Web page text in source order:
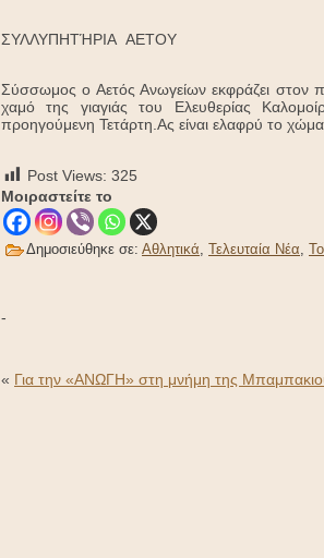
ΣΥΛΛΥΠΗΤΉΡΙΑ ΑΕΤΟΥ
Σύσσωμος ο Αετός Ανωγείων εκφράζει στον
χαμό της γιαγιάς του Ελευθερίας
προηγούμενη Τετάρτη.Ας είναι ελαφρύ το
Post Views: 325
Μοιραστείτε το
Δημοσιεύθηκε σε: Αθλητικά, Τελευταία Νέα,
-
« Για την «ΑΝΩΓΗ» στη μνήμη της